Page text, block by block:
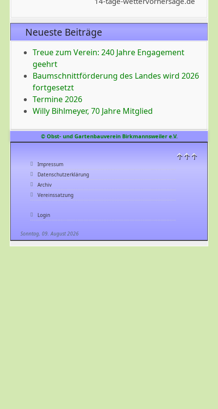
© Obst- und Gartenbauverein Birkmannsweiler e.V.
↑↑↑
Impressum
Datenschutzerklärung
Archiv
Vereinssatzung
Login
Sonntag, 09. August 2026
Neueste Beiträge
Treue zum Verein: 240 Jahre Engagement
geehrt
Baumschnittförderung des Landes wird 2026
fortgesetzt
Termine 2026
Willy Bihlmeyer, 70 Jahre Mitglied